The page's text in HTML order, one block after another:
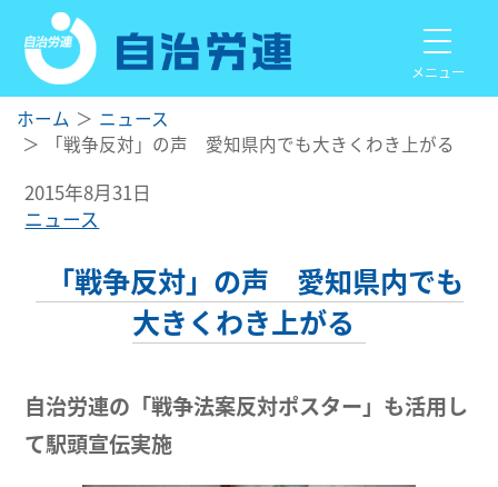
メニュー
ホーム
ニュース
「戦争反対」の声 愛知県内でも大きくわき上がる
2015年8月31日
ニュース
「戦争反対」の声 愛知県内でも
大きくわき上がる
自治労連の「戦争法案反対ポスター」も活用し
て駅頭宣伝実施